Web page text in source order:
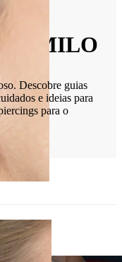
Descobre guias
e ideias para
para o